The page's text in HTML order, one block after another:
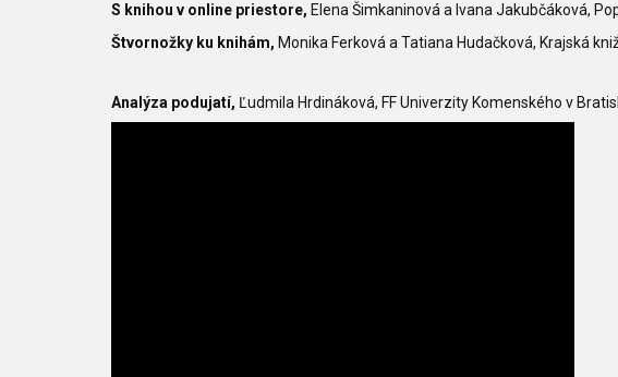
S knihou v online priestore, Elena Šimkaninová a Ivana Jakubčáková,
Štvornožky ku knihám, Monika Ferková a Tatiana Hudačková, Krajská
Analýza podujatí, Ľudmila Hrdináková, FF Univerzity Komenského v